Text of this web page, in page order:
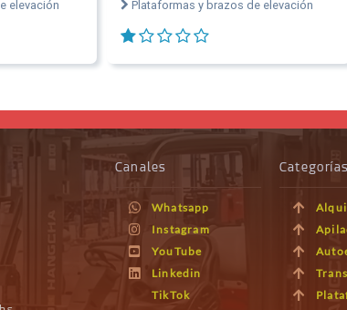
elevación Plataformas y brazos de elevación
Canales
Whatsapp
Instagram
YouTube
Linkedin
TikTok
Categorías